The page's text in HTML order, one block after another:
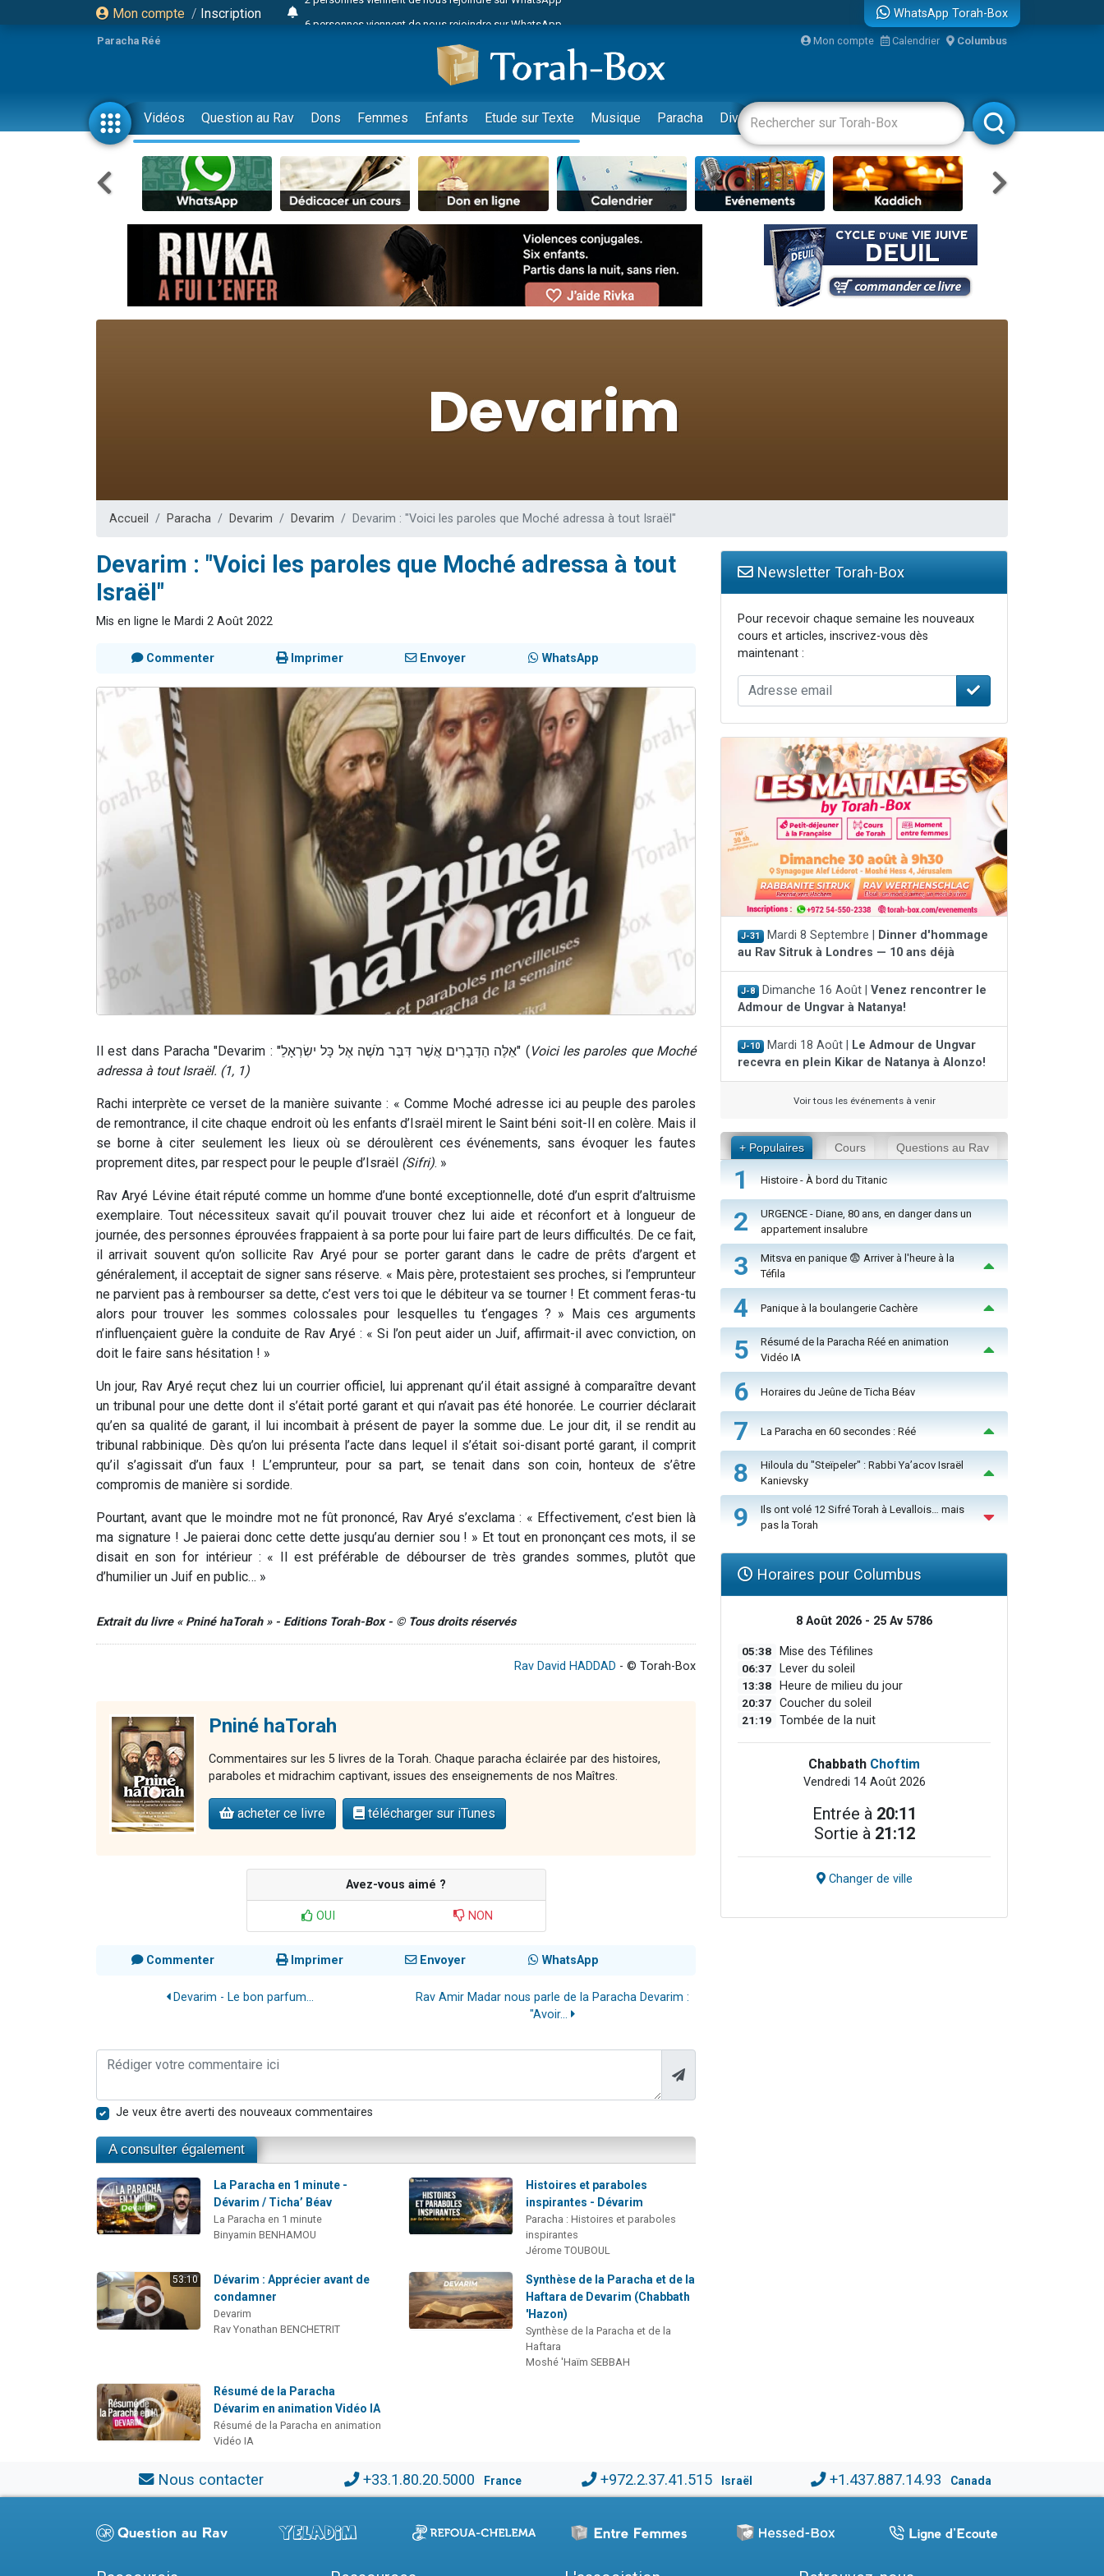
Mon compte / Inscription
2 personnes viennent de faire un don pour 1 Journée de Vacances Pour les Enfants
17 personnes viennent de demander une bénédiction
4 personnes viennent de nous rejoindre sur WhatsApp
Il reste 49 places pour étudier en groupe sur Zoom
23 personnes viennent de faire un don pour Diane, 80 ans, dans un appartement insalubre
Eva vient de donner son Maasser
4 personnes viennent de nous rejoindre sur WhatsApp
3 personnes viennent de nous rejoindre sur WhatsApp
3 personnes viennent de faire un don pour 5 jours de vacances aux Orphelins
Odaya vient de donner son Maasser
13 personnes viennent de demander une bénédiction
12 nouvelles musiques dans Torah-Box Music
3 personnes viennent de nous rejoindre sur WhatsApp
WhatsApp Torah-Box
Paracha Réé Mon compte Calendrier Columbus
Vidéos Question au Rav Dons Femmes Enfants Etude sur Texte Musique Paracha Divertissements Livres Rabbanim
Accueil Paracha Devarim Devarim Devarim : "Voici les paroles que Moché adressa à tout Israël"
Devarim : "Voici les paroles que Moché adressa à tout
Israël"
Mis en ligne le Mardi 2 Août 2022
Commenter Imprimer Envoyer WhatsApp
Il est dans Paracha "Devarim : "אֵלֶּה הַדְּבָרִים אֲשֶׁר דִּבֶּר מֹשֶׁה אֶל כָּל ישִׂרְאָלֵ" ( Voici les paroles que Moché
adressa à tout Israël. (1, 1)
Rachi interprète ce verset de la manière suivante : « Comme Moché adresse ici au peuple des paroles
de remontrance, il cite chaque endroit où les enfants d’Israël mirent le Saint béni soit-Il en colère. Mais il
se borne à citer seulement les lieux où se déroulèrent ces événements, sans évoquer les fautes
proprement dites, par respect pour le peuple d’Israël (Sifri). »
Rav Aryé Lévine était réputé comme un homme d’une bonté exceptionnelle, doté d’un esprit d’altruisme
exemplaire. Tout nécessiteux savait qu’il pouvait trouver chez lui aide et réconfort et à longueur de
journée, des personnes éprouvées frappaient à sa porte pour lui faire part de leurs difficultés. De ce fait,
il arrivait souvent qu’on sollicite Rav Aryé pour se porter garant dans le cadre de prêts d’argent et
généralement, il acceptait de signer sans réserve. « Mais père, protestaient ses proches, si l’emprunteur
ne parvient pas à rembourser sa dette, c’est vers toi que le débiteur va se tourner ! Et comment feras-tu
alors pour trouver les sommes colossales pour lesquelles tu t’engages ? » Mais ces arguments
n’influençaient guère la conduite de Rav Aryé : « Si l’on peut aider un Juif, affirmait-il avec conviction, on
doit le faire sans hésitation ! »
Un jour, Rav Aryé reçut chez lui un courrier officiel, lui apprenant qu’il était assigné à comparaître devant
un tribunal pour une dette dont il s’était porté garant et qui n’avait pas été honorée. Le courrier déclarait
qu’en sa qualité de garant, il lui incombait à présent de payer la somme due. Le jour dit, il se rendit au
tribunal rabbinique. Dès qu’on lui présenta l’acte dans lequel il s’était soi-disant porté garant, il comprit
qu’il s’agissait d’un faux ! L’emprunteur, pour sa part, se tenait dans son coin, honteux de s’être
compromis de manière si sordide.
Pourtant, avant que le moindre mot ne fût prononcé, Rav Aryé s’exclama : « Effectivement, c’est bien là
ma signature ! Je paierai donc cette dette jusqu’au dernier sou ! » Et tout en prononçant ces mots, il se
disait en son for intérieur : « Il est préférable de débourser de très grandes sommes, plutôt que
d’humilier un Juif en public… »
Extrait du livre « Pniné haTorah » - Editions Torah-Box - © Tous droits réservés
Rav David HADDAD - © Torah-Box
Pniné haTorah
Commentaires sur les 5 livres de la Torah. Chaque paracha éclairée par des histoires,
paraboles et midrachim captivant, issues des enseignements de nos Maîtres.
acheter ce livre télécharger sur iTunes
Avez-vous aimé ?
OUI NON
Commenter Imprimer Envoyer WhatsApp
Devarim - Le bon parfum...
Rav Amir Madar nous parle de la Paracha Devarim :
"Avoir...
Je veux être averti des nouveaux commentaires
A consulter également
La Paracha en 1 minute -
Dévarim / Ticha’ Béav
La Paracha en 1 minute
Binyamin BENHAMOU
Histoires et paraboles
inspirantes - Dévarim
Paracha : Histoires et paraboles
inspirantes
Jérome TOUBOUL
53:10
Dévarim : Apprécier avant de
condamner
Devarim
Rav Yonathan BENCHETRIT
Synthèse de la Paracha et de la
Haftara de Devarim (Chabbath
'Hazon)
Synthèse de la Paracha et de la
Haftara
Moshé 'Haïm SEBBAH
Résumé de la Paracha
Dévarim en animation Vidéo IA
Résumé de la Paracha en animation
Vidéo IA
Newsletter Torah-Box
Pour recevoir chaque semaine les nouveaux
cours et articles, inscrivez-vous dès
maintenant :
J-31 Mardi 8 Septembre |
Dinner d'hommage
au Rav Sitruk à Londres — 10 ans déjà
J-8 Dimanche 16 Août | Venez rencontrer le
Admour de Ungvar à Natanya!
J-10 Mardi 18 Août |
Le Admour de Ungvar
recevra en plein Kikar de Natanya à Alonzo!
Voir tous les événements à venir
+ Populaires Cours Questions au Rav
1 Histoire - À bord du Titanic
2
URGENCE - Diane, 80 ans, en danger dans un
appartement insalubre
3
Mitsva en panique 😨 Arriver à l'heure à la
Téfila
4 Panique à la boulangerie Cachère
5
Résumé de la Paracha Réé en animation
Vidéo IA
6 Horaires du Jeûne de Ticha Béav
7 La Paracha en 60 secondes : Réé
8
Hiloula du "Steïpeler" : Rabbi Ya’acov Israël
Kanievsky
9
Ils ont volé 12 Sifré Torah à Levallois… mais
pas la Torah
Horaires pour Columbus
8 Août 2026 - 25 Av 5786
05:38 Mise des Téfilines
06:37 Lever du soleil
13:38 Heure de milieu du jour
20:37 Coucher du soleil
21:19 Tombée de la nuit
Chabbath Choftim
Vendredi 14 Août 2026
Entrée à 20:11
Sortie à 21:12
Changer de ville
Nous contacter +33.1.80.20.5000 France +972.2.37.41.515 Israël +1.437.887.14.93 Canada